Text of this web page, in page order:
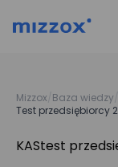
Mizzox Baza wiedzy
Test przedsiębiorcy
KAStest